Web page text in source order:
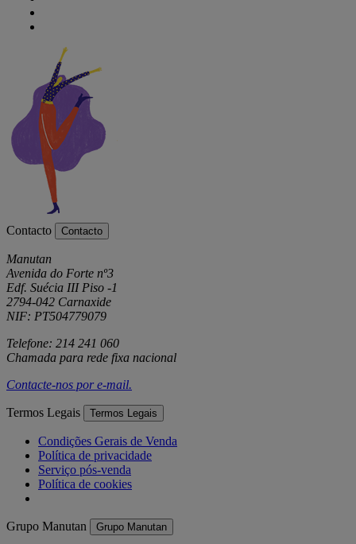
Contacto Contacto
Manutan
Avenida do Forte nº3
Edf. Suécia III Piso -1
2794-042 Carnaxide
NIF: PT504779079
Telefone: 214 241 060
Chamada para rede fixa nacional
Contacte-nos pore-mail.
Termos Legais Termos Legais
Condições Gerais de Venda
Política de privacidade
Serviço pós-venda
Política de cookies
Grupo Manutan Grupo Manutan